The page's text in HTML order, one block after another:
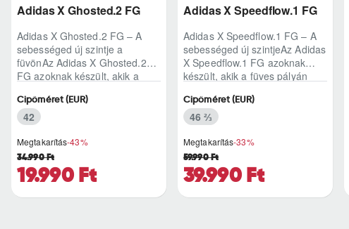
Adidas X Ghosted.2 FG
Adidas X Ghosted.2 FG – A
sebességed új szintje a
füvönAz Adidas X Ghosted.2
FG azoknak készült, akik a
pillanataiban is azonnal r..
Megtakarítás-43%
19.990 Ft
34.990 Ft
Cipőméret (EUR)
42
Adidas X Speedflow.1 FG
Adidas X Speedflow.1 FG – A
sebességed új szintjeAz Adidas
X Speedflow.1 FG azoknak
készült, akik a füves pályán
ritmust diktál..
Megtakarítás-33%
39.990 Ft
59.990 Ft
Cipőméret (EUR)
46 ⅔